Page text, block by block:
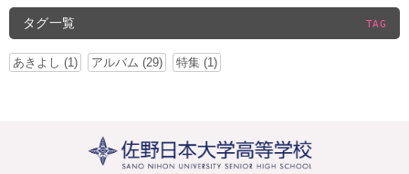
タグ一覧 TAG
あきよし (1) アルバム (29) 特集 (1)